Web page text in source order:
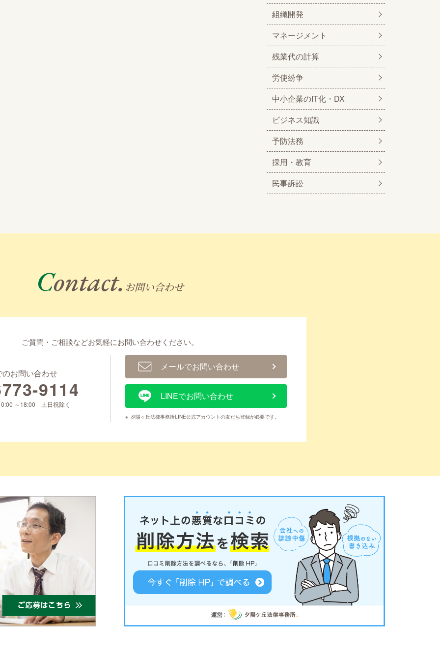
組織開発
マネージメント
残業代の計算
労使紛争
中小企業のIT化・DX
ビジネス知識
予防法務
採用・教育
民事訴訟
Contact. お問い合わせ
ご質問・ご相談などお気軽にお問い合わせください。
お問い合わせ
9114
～18:00 土日祝除く
メールでお問い合わせ
LINEでお問い合わせ
※ 夕陽ヶ丘法律事務所LINE公式アカウントの友だち登録が必要です。